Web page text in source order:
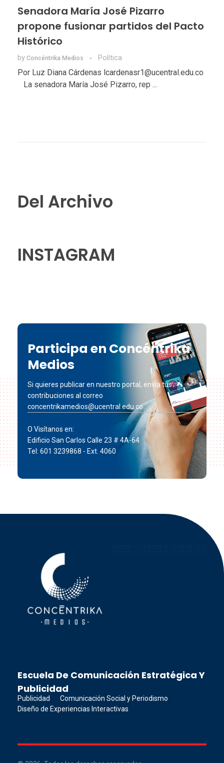
Senadora María José Pizarro
propone fusionar partidos del Pacto
Histórico
by Concéntrika Medios Política
Por Luz Diana Cárdenas lcardenasr1@ucentral.edu.co
La senadora María José Pizarro, rep ...
Del Archivo
INSTAGRAM
Participa en Concéntrika
Medios
Si quieres publicar en nuestro portal, envía tus
contribuciones al correo
concentrikamedios@ucentral.edu.co
O Visítanos en:
Edificio San Carlos Calle 23 # 4A-64
Tel: 601 3239868 - Ext. 4060
Escuela De Comunicación Estratégica Y
Publicidad
Publicidad
Comunicación Social y Periodismo
Diseño de Experiencias Interactivas